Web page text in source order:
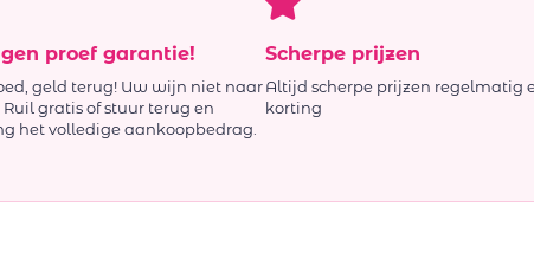
proef garantie!
geld terug! Uw wijn niet naar
Ruil gratis of stuur terug en
het volledige aankoopbedrag.
Scherpe prijzen
Altijd scherpe prijzen regelmatig
korting